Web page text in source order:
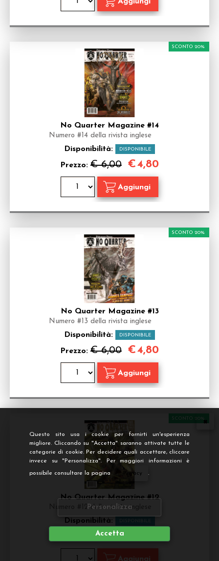
Questo sito usa i cookie per fornirti un'esperienza
migliore. Cliccando su "Accetta" saranno attivate tutte le
categorie di cookie. Per decidere quali accettare, cliccare
invece su "Personalizza". Per maggiori informazioni è
possibile consultare la pagina Privacy .
Personalizza
Accetta
No Quarter Magazine #14
Numero #14 della rivista inglese
Disponibilità: DISPONIBILE
Prezzo: € 6,00
SCONTO 20%
€4,80
No Quarter Magazine #13
Numero #13 della rivista inglese
Disponibilità: DISPONIBILE
Prezzo: € 6,00
SCONTO 20%
€4,80
No Quarter Magazine #12
Numero #12 della rivista inglese
Disponibilità: DISPONIBILE
€ 6,00
SCONTO 20%